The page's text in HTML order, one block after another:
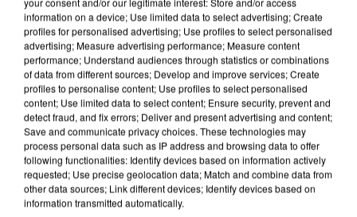
L’UN DES FONDATEURS SUPPOSÉS DE LA DZ
MAFIA INTERPELLÉ EN ALGÉRIE
information on a device; Use limited data to select advertising; Create
profiles for personalised advertising; Use profiles to select personalised
advertising; Measure advertising performance; Measure content
performance; Understand audiences through statistics or combinations
of data from different sources; Develop and improve services; Create
profiles to personalise content; Use profiles to select personalised
content; Use limited data to select content; Ensure security, prevent and
detect fraud, and fix errors; Deliver and present advertising and content;
Save and communicate privacy choices. These technologies may
process personal data such as IP address and browsing data to offer
following functionalities: Identify devices based on information actively
requested; Use precise geolocation data; Match and combine data from
other data sources; Link different devices; Identify devices based on
information transmitted automatically.